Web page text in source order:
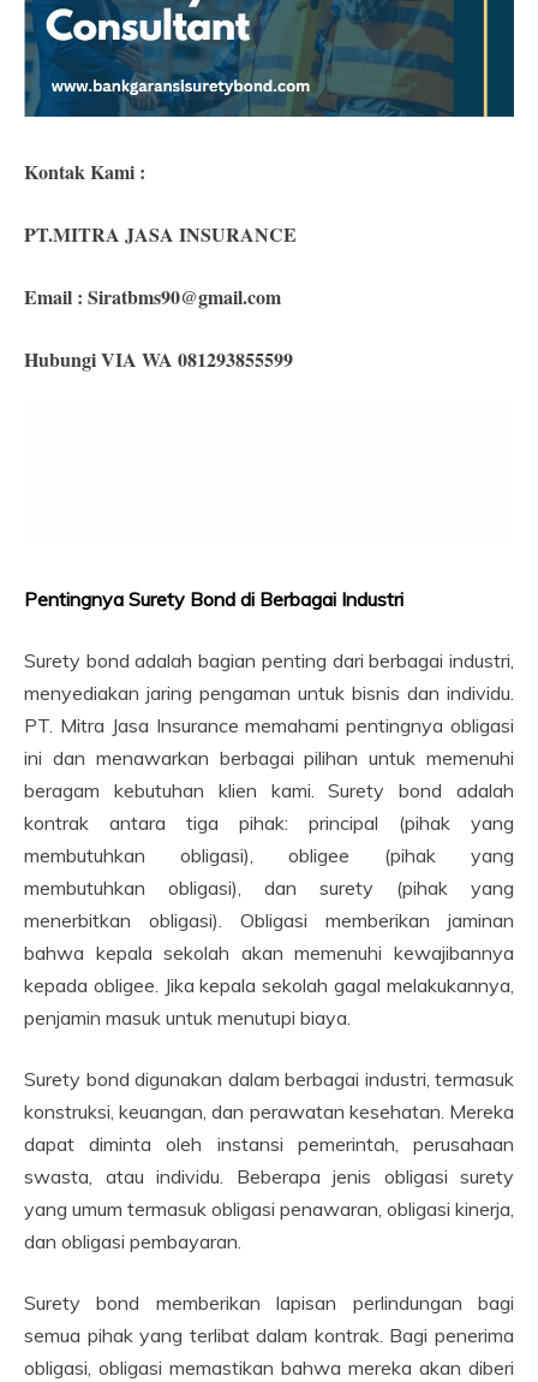
Kontak Kami :
PT.MITRA JASA INSURANCE
Email : Siratbms90@gmail.com
Hubungi VIA WA 081293855599
Pentingnya Surety Bond di Berbagai Industri
Surety bond adalah bagian penting dari berbagai industri,
menyediakan jaring pengaman untuk bisnis dan individu.
PT. Mitra Jasa Insurance memahami pentingnya obligasi
ini dan menawarkan berbagai pilihan untuk memenuhi
beragam kebutuhan klien kami. Surety bond adalah
kontrak antara tiga pihak: principal (pihak yang
membutuhkan obligasi), obligee (pihak yang
membutuhkan obligasi), dan surety (pihak yang
menerbitkan obligasi). Obligasi memberikan jaminan
bahwa kepala sekolah akan memenuhi kewajibannya
kepada obligee. Jika kepala sekolah gagal melakukannya,
penjamin masuk untuk menutupi biaya.
Surety bond digunakan dalam berbagai industri, termasuk
konstruksi, keuangan, dan perawatan kesehatan. Mereka
dapat diminta oleh instansi pemerintah, perusahaan
swasta, atau individu. Beberapa jenis obligasi surety
yang umum termasuk obligasi penawaran, obligasi kinerja,
dan obligasi pembayaran.
Surety bond memberikan lapisan perlindungan bagi
semua pihak yang terlibat dalam kontrak. Bagi penerima
obligasi, obligasi memastikan bahwa mereka akan diberi